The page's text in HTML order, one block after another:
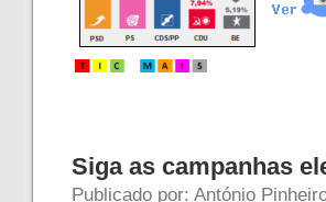
Siga as campanhas
Publicado por: António